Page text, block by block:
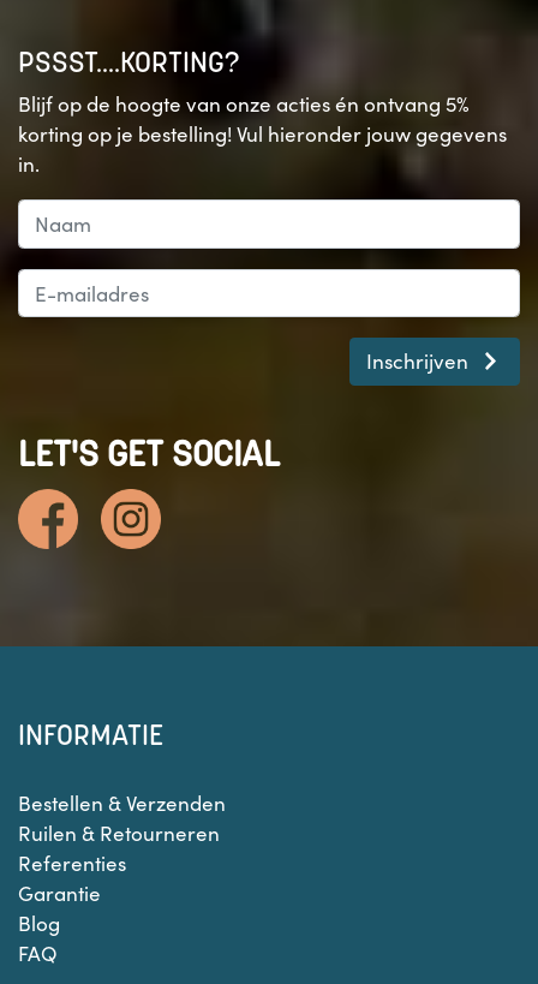
PSSST....KORTING?
Blijf op de hoogte van onze acties én ontvang 5%
korting op je bestelling! Vul hieronder jouw gegevens
in.
Inschrijven
LET'S GET SOCIAL
INFORMATIE
Bestellen & Verzenden
Ruilen & Retourneren
Referenties
Garantie
Blog
FAQ